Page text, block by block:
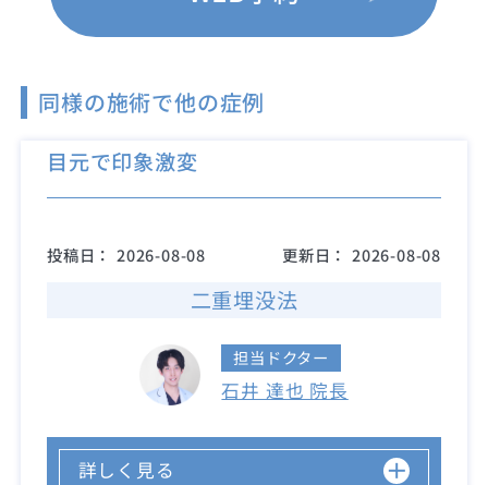
同様の施術で他の症例
目元で印象激変
投稿日： 2026-08-08 更新日： 2026-08-08
二重埋没法
担当ドクター
石井 達也 院長
詳しく見る